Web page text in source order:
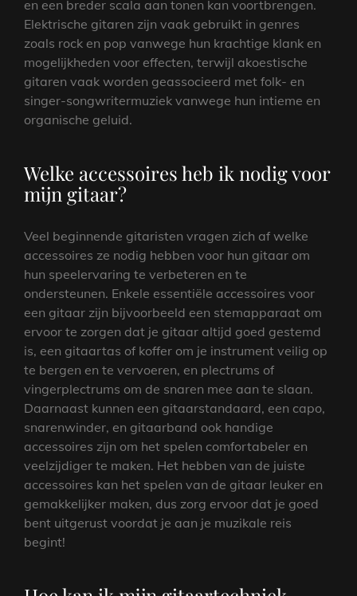
en een breder scala aan tonen kan voortbrengen.
Elektrische gitaren zijn vaak gebruikt in genres
zoals rock en pop vanwege hun krachtige klank en
mogelijkheden voor effecten, terwijl akoestische
gitaren vaak worden geassocieerd met folk- en
singer-songwritermuziek vanwege hun intieme en
organische geluid.
Welke accessoires heb ik nodig voor
mijn gitaar?
Veel beginnende gitaristen vragen zich af welke
accessoires ze nodig hebben voor hun gitaar om
hun speelervaring te verbeteren en te
ondersteunen. Enkele essentiële accessoires voor
een gitaar zijn bijvoorbeeld een stemapparaat om
ervoor te zorgen dat je gitaar altijd goed gestemd
is, een gitaartas of koffer om je instrument veilig op
te bergen en te vervoeren, en plectrums of
vingerplectrums om de snaren mee aan te slaan.
Daarnaast kunnen een gitaarstandaard, een capo,
snarenwinder, en gitaarband ook handige
accessoires zijn om het spelen comfortabeler en
veelzijdiger te maken. Het hebben van de juiste
accessoires kan het spelen van de gitaar leuker en
gemakkelijker maken, dus zorg ervoor dat je goed
bent uitgerust voordat je aan je muzikale reis
begint!